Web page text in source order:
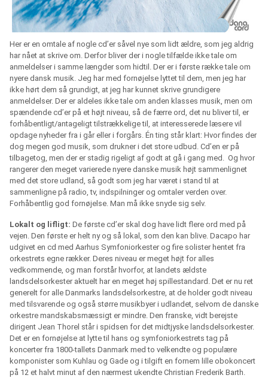
Her er en omtale af nogle cd’er såvel nye som lidt ældre, som jeg aldrig
har nået at skrive om. Derfor bliver der i nogle tilfælde ikke tale om
anmeldelser i samme længder som hidtil. Der er i første række tale om
nyere dansk musik. Jeg har med fornøjelse lyttet til dem, men jeg har
ikke hørt dem så grundigt, at jeg har kunnet skrive grundigere
anmeldelser. Der er aldeles ikke tale om anden klasses musik, men om
spændende cd’er på et højt niveau, så de færre ord, det nu bliver til, er
forhåbentligt/antageligt tilstrækkelige til, at interesserede læsere vil
opdage nyheder fra i går eller i forgårs. Én ting står klart: Hvor findes der
dog megen god musik, som drukner i det store udbud. Cd’en er på
tilbagetog, men der er stadig rigeligt af godt at gå i gang med. Og hvor
rangerer den meget varierede nyere danske musik højt sammenlignet
med det store udland, så godt som jeg har været i stand til at
sammenligne på radio, tv, indspilninger og omtaler verden over.
Forhåbentlig god fornøjelse. Man må ikke snyde sig selv.
Lokalt og lifligt: De første cd’er skal dog have lidt flere ord med på
vejen. Den første er helt ny og så lokal, som den kan blive. Dacapo har
udgivet en cd med Aarhus Symfoniorkester og fire solister hentet fra
orkestrets egne rækker. Deres niveau er meget højt for alles
vedkommende, og man forstår hvorfor, at landets ældste
landsdelsorkester aktuelt har en meget høj spillestandard. Det er nu ret
generelt for alle Danmarks landsdelsorkestre, at de holder godt niveau
med tilsvarende og også større musikbyer i udlandet, selvom de danske
orkestre mandskabsmæssigt er mindre. Den franske, vidt berejste
dirigent Jean Thorel står i spidsen for det midtjyske landsdelsorkester.
Det er en fornøjelse at lytte til hans og symfoniorkestrets tag på
koncerter fra 1800-tallets Danmark med to velkendte og populære
komponister som Kuhlau og Gade og i tilgift en fornem lille obokoncert
på 12 et halvt minut af den nærmest ukendte Christian Frederik Barth.